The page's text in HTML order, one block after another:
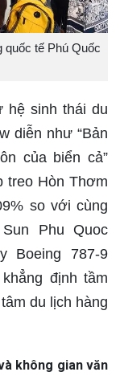
quốc tế Phú Quốc
hệ sinh thái du
diễn như “Bản
của biển cả”
treo Hòn Thơm
so với cùng
Phu Quoc
Boeing 787-9
định tầm
du lịch hàng
không gian văn